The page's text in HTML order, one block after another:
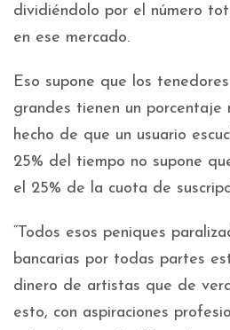
dividiéndolo por el número
en ese mercado.
Eso supone que los
grandes tienen un porcentaje
hecho de que un usuario
25% del tiempo no supone
el 25% de la cuota de
“Todos esos peniques
bancarias por todas partes
dinero de artistas que de
esto, con aspiraciones